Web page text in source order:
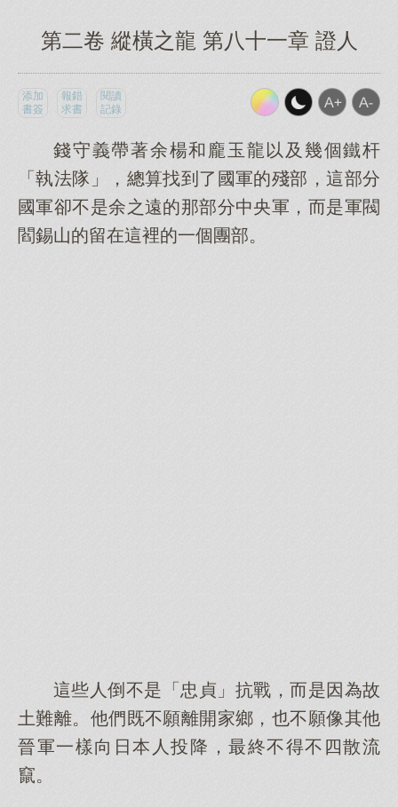
第二卷 縱橫之龍 第八十一章 證人
添加
書簽
報錯
求書
閱讀
記錄
錢守義帶著余楊和龐玉龍以及幾個鐵杆
「執法隊」，總算找到了國軍的殘部，這部分
國軍卻不是余之遠的那部分中央軍，而是軍閥
閻錫山的留在這裡的一個團部。
這些人倒不是「忠貞」抗戰，而是因為故
土難離。他們既不願離開家鄉，也不願像其他
晉軍一樣向日本人投降，最終不得不四散流
竄。